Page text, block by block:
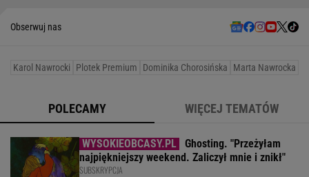
Obserwuj nas
Karol Nawrocki Plotek Premium Dominika Chorosińska Marta Nawrocka
POLECAMY WIĘCEJ TEMATÓW
Ghosting. "Przeżyłam
najpiękniejszy weekend. Zaliczył mnie i znikł"
SUBSKRYPCJA